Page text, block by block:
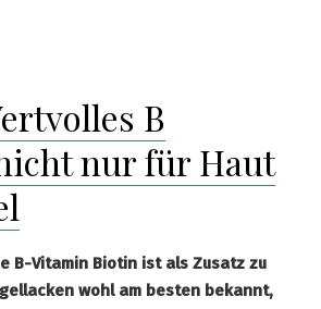
B
nur für Haut
B-Vitamin Biotin ist als Zusatz zu
wohl am besten bekannt,